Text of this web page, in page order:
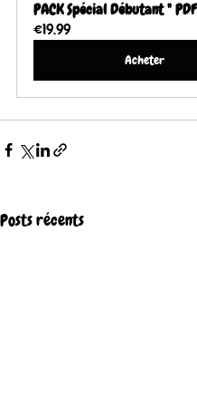
PACK Spécial Débutant " PDF
€19.99
Acheter
Posts récents